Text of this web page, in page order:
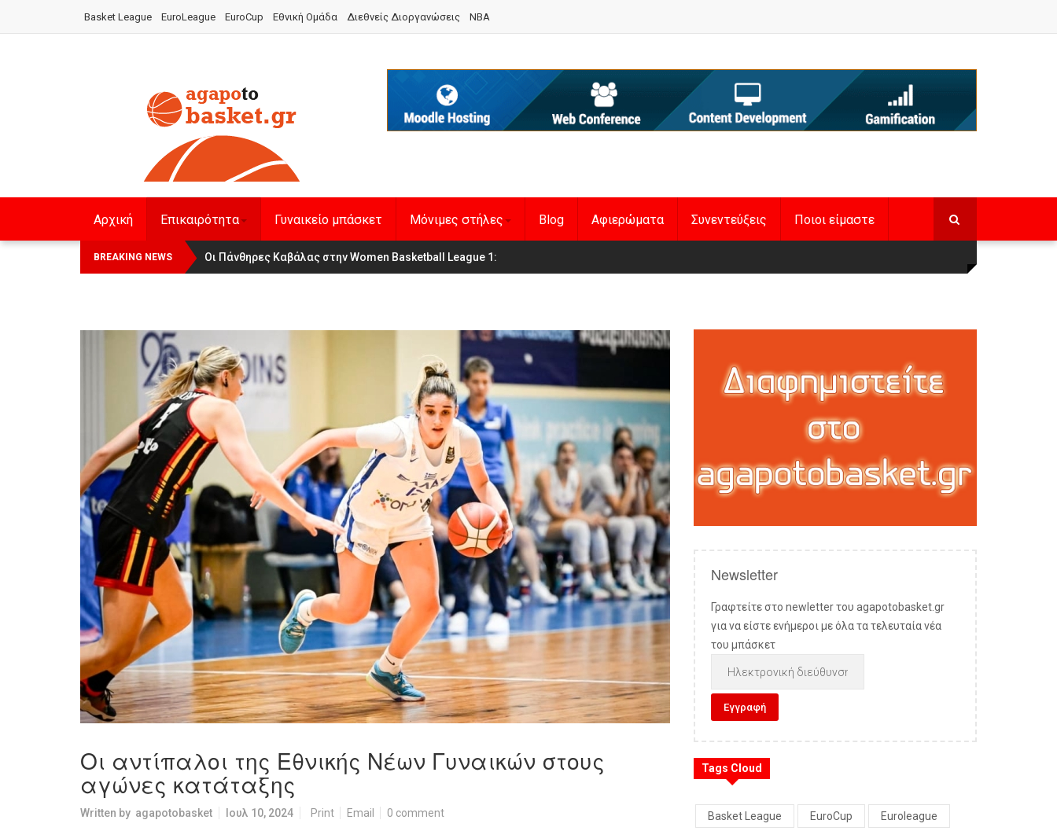
Basket League EuroLeague EuroCup Εθνική Ομάδα Διεθνείς Διοργανώσεις NBA
Αρχική Επικαιρότητα Γυναικείο μπάσκετ Μόνιμες στήλες Blog Αφιερώματα Συνεντεύξεις Ποιοι είμαστε
BREAKING NEWS Οι Πάνθηρες Καβάλας στην Women Basketball League 1 :
Αναχώρησε για τα Γιάννενα η Εθνική Γυναικών
Οι αντίπαλοι της Εθνικής Νέων Γυναικών στους
αγώνες κατάταξης
Written by agapotobasket Ιουλ 10, 2024 Print Email 0 comment
Newsletter
Γραφτείτε στο newletter του agapotobasket.gr
για να είστε ενήμεροι με όλα τα τελευταία νέα
του μπάσκετ
Tags Cloud
Basket League EuroCup Euroleague